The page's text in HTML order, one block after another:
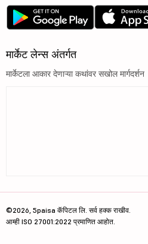
मार्केट लेन्स अंतर्गत
मार्केटला आकार देणाऱ्या कथांवर सखोल मार्गदर्शन
©2026, 5paisa कॅपिटल लि. सर्व हक्क राखीव.
आम्ही ISO 27001:2022 प्रमाणित आहोत.